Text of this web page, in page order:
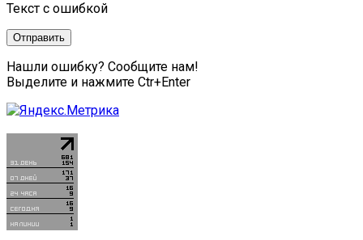
Текст с ошибкой
Нашли ошибку? Сообщите нам!
Выделите и нажмите Ctr+Enter